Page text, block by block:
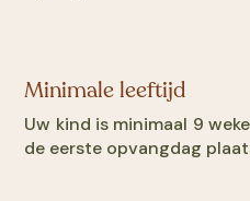
Minimale leeftijd
Uw kind is minimaal 9
de eerste opvangdag